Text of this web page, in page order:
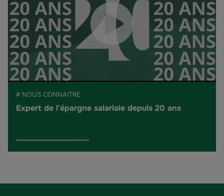
# NOUS CONNAITRE
Expert de l'épargne salariale depuis 20 ans